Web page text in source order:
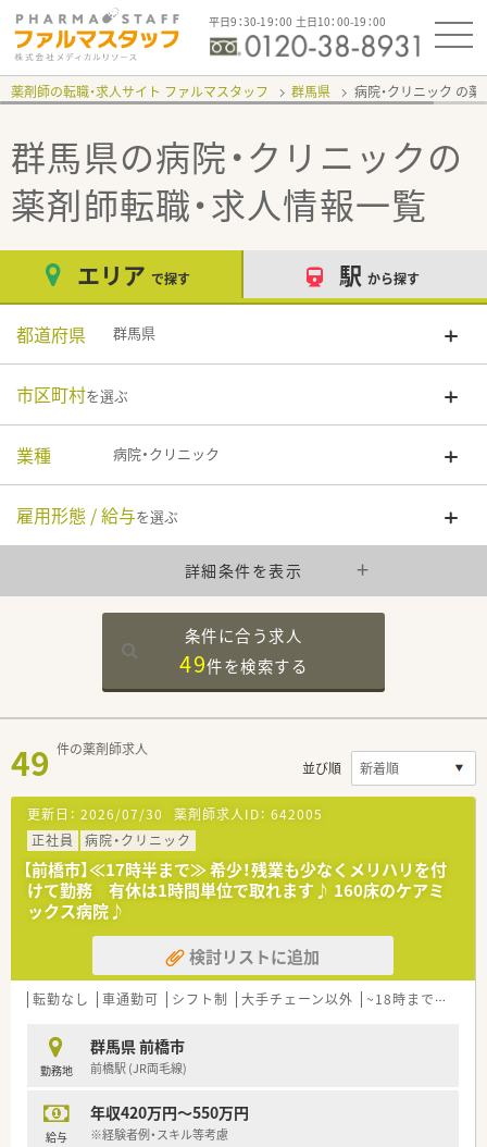
平日9：30-19：00 土日10：00-19：00
薬剤師の転職・求人サイト ファルマスタッフ 群馬県 病院・クリニック
群馬県の病院・クリニックの
薬剤師転職・求人情報一覧
エリア で探す 駅 から探す
都道府県 群馬県
市区町村を選ぶ
業種 病院・クリニック
雇用形態 / 給与を選ぶ
詳細条件を表示
条件に合う求人
49件を検索する
49 件の薬剤師求人
並び順
更新日： 2026/07/30 薬剤師求人ID： 642005
正社員
病院・クリニック
【前橋市】≪17時半まで≫ 希少！残業も少なくメリハリを付
けて勤務 有休は1時間単位で取れます♪ 160床のケアミ
ックス病院♪
検討リストに追加
転勤なし 車通勤可 シフト制 大手チェーン以外 ~18時までの職場
勤務地
群馬県 前橋市
前橋駅 (JR両毛線)
給与
年収420万円～550万円
※経験者例・スキル等考慮